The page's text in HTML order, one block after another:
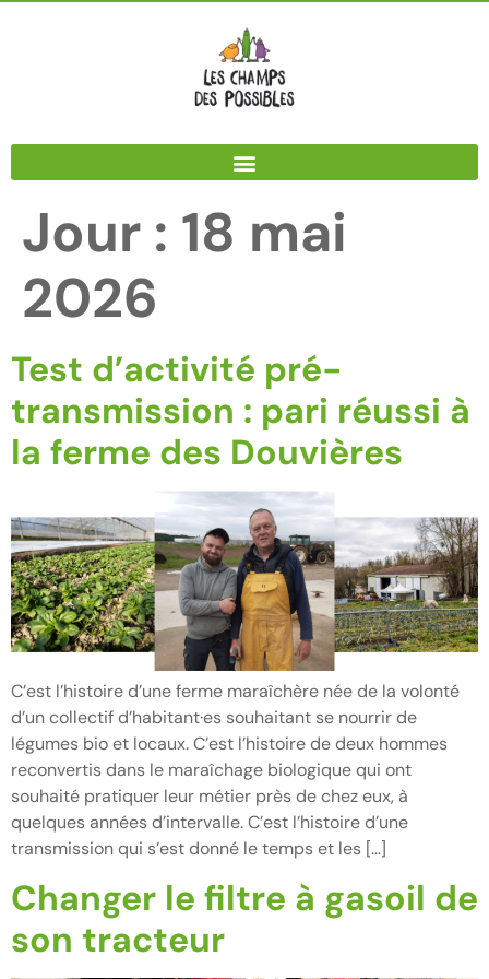
Jour : 18 mai
2026
Test d’activité pré-
transmission : pari réussi à
la ferme des Douvières
C’est l’histoire d’une ferme maraîchère née de la volonté
d’un collectif d’habitant·es souhaitant se nourrir de
légumes bio et locaux. C’est l’histoire de deux hommes
reconvertis dans le maraîchage biologique qui ont
souhaité pratiquer leur métier près de chez eux, à
quelques années d’intervalle. C’est l’histoire d’une
transmission qui s’est donné le temps et les […]
Changer le filtre à gasoil de
son tracteur